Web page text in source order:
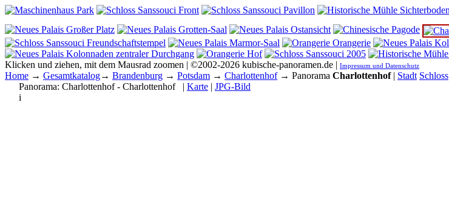
Klicken und ziehen, mit dem Mausrad zoomen | ©2002-2026 kubische-panoramen.de | Impressum und Datenschutz
Home → Gesamtkatalog→ Brandenburg → Potsdam → Charlottenhof→ Panorama Charlottenhof | Stadt Schloss
Panorama: Charlottenhof - Charlottenhof | Karte | JPG-Bild
i